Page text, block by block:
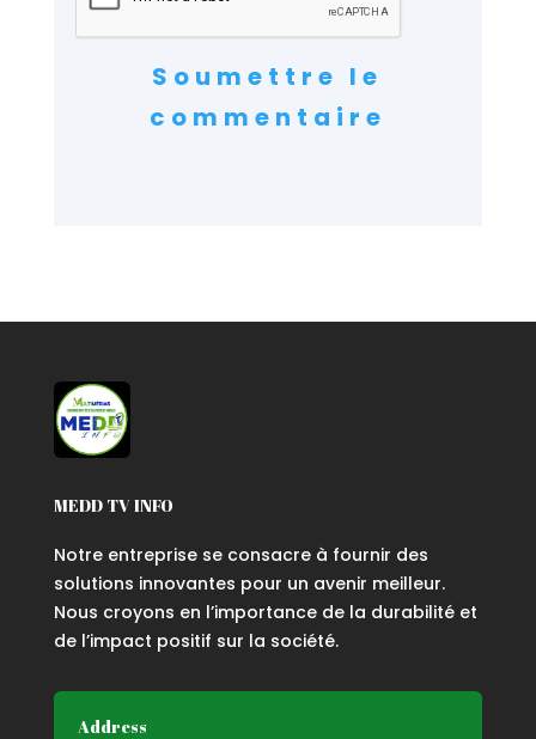
Soumettre le
commentaire
MEDD TV INFO
Notre entreprise se consacre à fournir des
solutions innovantes pour un avenir meilleur.
Nous croyons en l’importance de la durabilité et
de l’impact positif sur la société.
Address